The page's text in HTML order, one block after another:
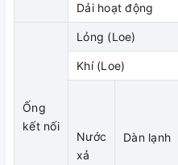
Phần khung phía dưới có thể
hoạt động dễ dàng hơn (áp
Dải hoạt động
Ống
kết nối
Lỏng (Loe)
Khí (Loe)
Nước
xả
Dàn lạnh